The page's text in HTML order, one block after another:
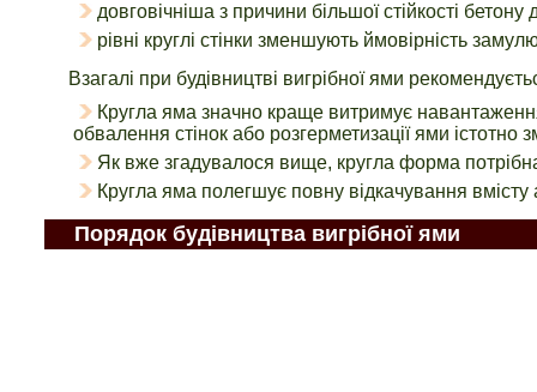
довговічніша з причини більшої стійкості
рівні круглі стінки зменшують ймовірність
Взагалі при будівництві вигрібної ями
Кругла яма значно краще витримує
обвалення стінок або розгерметизації ями істотно
Як вже згадувалося вище, кругла форма
Кругла яма полегшує повну відкачування
Порядок будівництва вигрібної ями